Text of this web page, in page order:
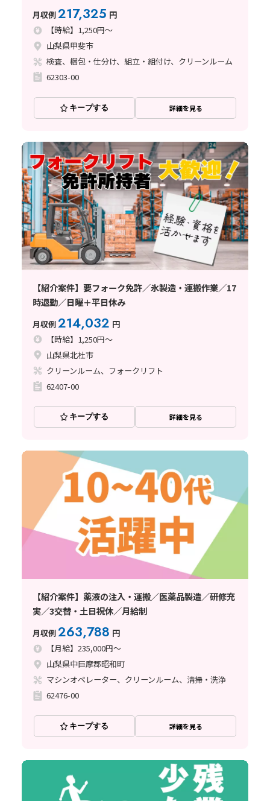
月収例217,325 円
【時給】1,250円～
山梨県甲斐市
検査、梱包・仕分け、組立・組付け、クリーンルーム
62303-00
キープする 詳細を見る
【紹介案件】要フォーク免許／氷製造・運搬作業／17
時退勤／日曜＋平日休み
月収例214,032 円
【時給】1,250円～
山梨県北杜市
クリーンルーム、フォークリフト
62407-00
キープする 詳細を見る
【紹介案件】薬液の注入・運搬／医薬品製造／研修充
実／3交替・土日祝休／月給制
月収例263,788 円
【月給】235,000円～
山梨県中巨摩郡昭和町
マシンオペレーター、クリーンルーム、清掃・洗浄
62476-00
キープする 詳細を見る